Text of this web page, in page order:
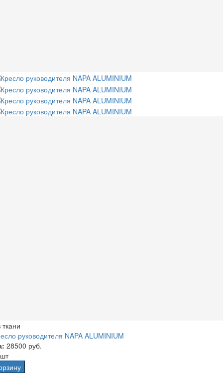
руководителя NAPA ALUMINIUM
28500 руб.